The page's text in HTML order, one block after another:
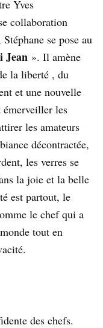
Yves
collaboration
se pose au
Jean ». Il amène
la liberté , du
et une nouvelle
les
les amateurs
décontractée,
les verres se
la joie et la belle
est partout, le
le chef qui a
tout en
des chefs.